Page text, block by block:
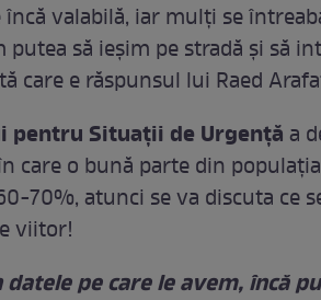
valabilă, iar mulți se
să ieșim pe stradă și să
care e răspunsul lui Raed
pentru Situații de Urgență a
care o bună parte din
70%, atunci se va discuta ce
viitor!
pe care le avem, încă